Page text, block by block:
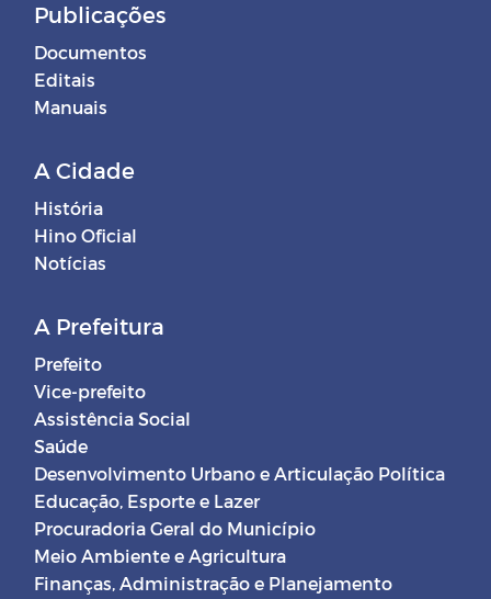
Publicações
Documentos
Editais
Manuais
A Cidade
História
Hino Oficial
Notícias
A Prefeitura
Prefeito
Vice-prefeito
Assistência Social
Saúde
Desenvolvimento Urbano e Articulação Política
Educação, Esporte e Lazer
Procuradoria Geral do Município
Meio Ambiente e Agricultura
Finanças, Administração e Planejamento